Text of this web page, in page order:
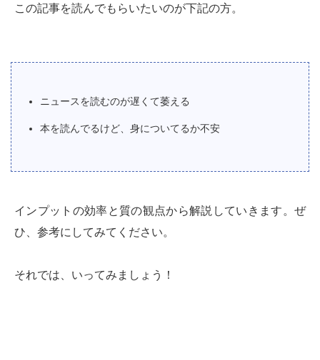
この記事を読んでもらいたいのが下記の方。
ニュースを読むのが遅くて萎える
本を読んでるけど、身についてるか不安
インプットの効率と質の観点から解説していきます。ぜ
ひ、参考にしてみてください。
それでは、いってみましょう！